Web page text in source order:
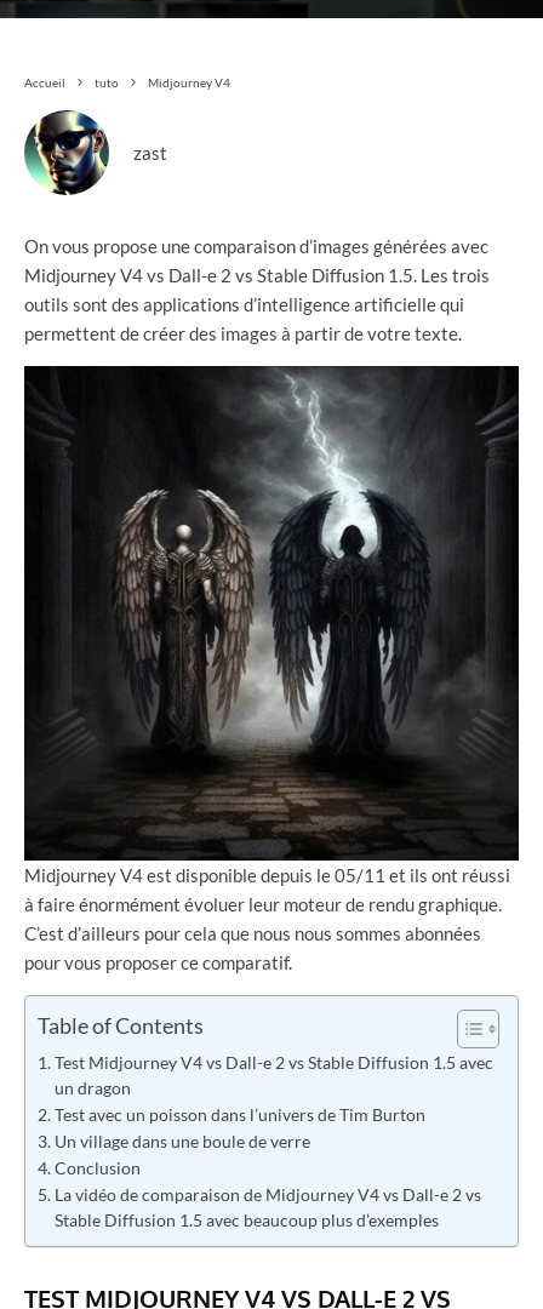
Accueil tuto Midjourney V4
zast
On vous propose une comparaison d’images générées avec
Midjourney V4 vs Dall-e 2 vs Stable Diffusion 1.5. Les trois
outils sont des applications d’intelligence artificielle qui
permettent de créer des images à partir de votre texte.
Midjourney V4 est disponible depuis le 05/11 et ils ont réussi
à faire énormément évoluer leur moteur de rendu graphique.
C’est d’ailleurs pour cela que nous nous sommes abonnées
pour vous proposer ce comparatif.
Table of Contents
Test Midjourney V4 vs Dall-e 2 vs Stable Diffusion 1.5 avec
un dragon
Test avec un poisson dans l’univers de Tim Burton
Un village dans une boule de verre
Conclusion
La vidéo de comparaison de Midjourney V4 vs Dall-e 2 vs
Stable Diffusion 1.5 avec beaucoup plus d’exemples
TEST MIDJOURNEY V4 VS DALL-E 2 VS